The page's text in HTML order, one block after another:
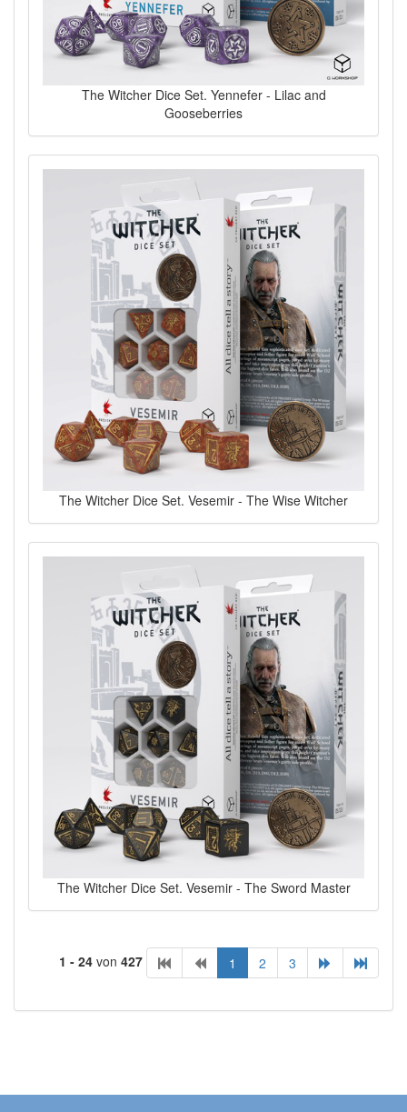
The Witcher Dice Set. Yennefer - Lilac and
Gooseberries
The Witcher Dice Set. Vesemir - The Wise Witcher
The Witcher Dice Set. Vesemir - The Sword Master
1 - 24 von 427 1 2 3